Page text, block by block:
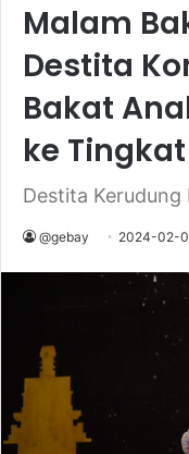
Malam
Destita
Bakat
ke
Destita Kerudung
@gebay 2024-02-